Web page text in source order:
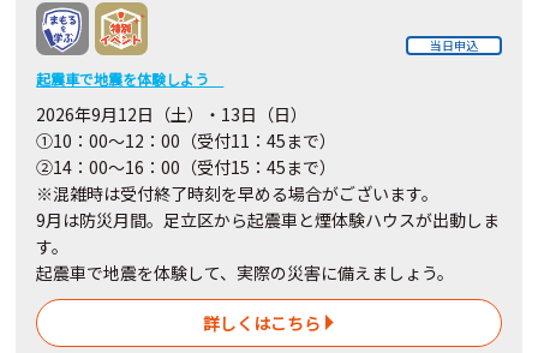
当日申込
起震車で地震を体験しよう
2026年9月12日（土）・13日（日）
①10：00～12：00（受付11：45まで）
②14：00～16：00（受付15：45まで）
※混雑時は受付終了時刻を早める場合がございます。
9月は防災月間。足立区から起震車と煙体験ハウスが出動しま
す。
起震車で地震を体験して、実際の災害に備えましょう。
詳しくはこちら